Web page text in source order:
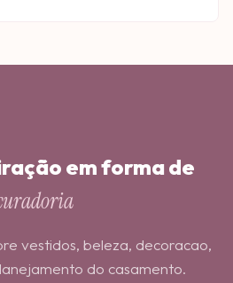
em forma de
vestidos, beleza, decoracao,
do casamento.